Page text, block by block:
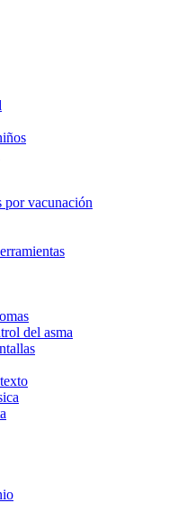
por vacunación
del asma